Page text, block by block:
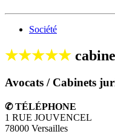
Société
★★★★★
Avocats / Cabinets
✆ TÉLÉPHONE
1 RUE JOUVENCEL
78000 Versailles